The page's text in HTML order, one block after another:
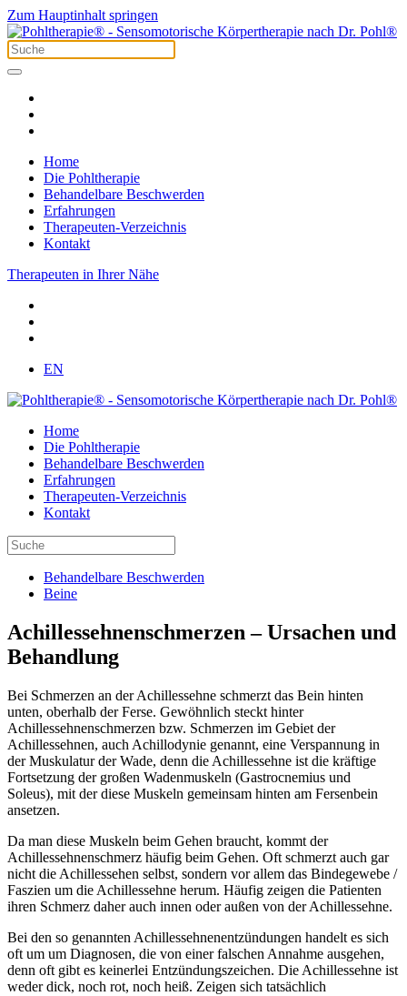
Zum Hauptinhalt springen
Home
Die Pohltherapie
Behandelbare Beschwerden
Erfahrungen
Therapeuten-Verzeichnis
Kontakt
Therapeuten in Ihrer Nähe
EN
Home
Die Pohltherapie
Behandelbare Beschwerden
Erfahrungen
Therapeuten-Verzeichnis
Kontakt
Behandelbare Beschwerden
Beine
Achillessehnenschmerzen – Ursachen und
Behandlung
Bei Schmerzen an der Achillessehne schmerzt das Bein hinten
unten, oberhalb der Ferse. Gewöhnlich steckt hinter
Achillessehnenschmerzen bzw. Schmerzen im Gebiet der
Achillessehnen, auch Achillodynie genannt, eine Verspannung in
der Muskulatur der Wade, denn die Achillessehne ist die kräftige
Fortsetzung der großen Wadenmuskeln (Gastrocnemius und
Soleus), mit der diese Muskeln gemeinsam hinten am Fersenbein
ansetzen.
Da man diese Muskeln beim Gehen braucht, kommt der
Achillessehnenschmerz häufig beim Gehen. Oft schmerzt auch gar
nicht die Achillessehen selbst, sondern vor allem das Bindegewebe /
Faszien um die Achillessehne herum. Häufig zeigen die Patienten
ihren Schmerz daher auch innen oder außen von der Achillessehne.
Bei den so genannten Achillessehnenentzündungen handelt es sich
oft um um Diagnosen, die von einer falschen Annahme ausgehen,
denn oft gibt es keinerlei Entzündungszeichen. Die Achillessehne ist
weder dick, noch rot, noch heiß. Zeigen sich tatsächlich